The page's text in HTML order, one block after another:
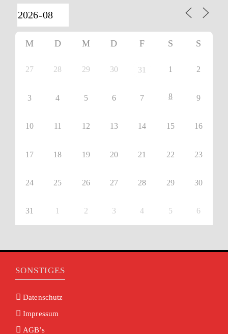
M D M D F S S
27 28 29 30 31 1 2
3 4 5 6 7 8 9
10 11 12 13 14 15 16
17 18 19 20 21 22 23
24 25 26 27 28 29 30
31 1 2 3 4 5 6
SONSTIGES
Datenschutz
Impressum
AGB’s